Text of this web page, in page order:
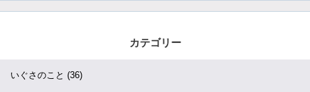
カテゴリー
いぐさのこと (36)